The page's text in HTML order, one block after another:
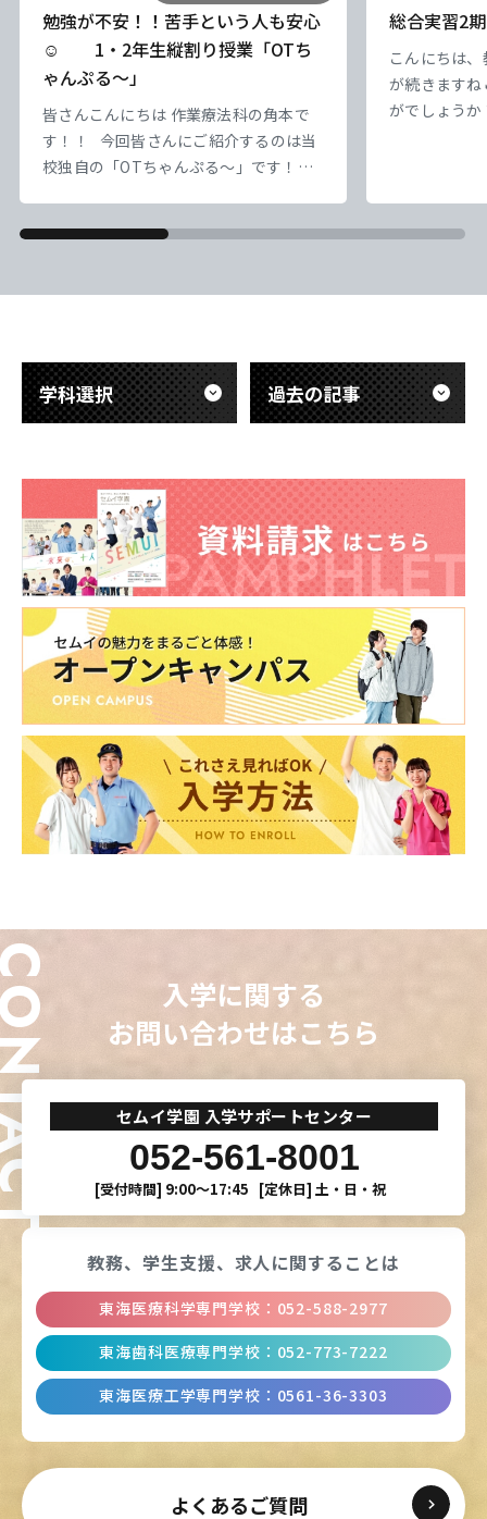
勉強が不安！！苦手という人も安心
☺ 1・2年生縦割り授業「OTち
ゃんぷる～」
皆さんこんにちは 作業療法科の角本で
す！！ 今回皆さんにご紹介するのは当
校独自の「OTちゃんぷる～」です！！
しています。 「OTちゃんぷる～」は、
ことを目的とした取り組みです。 2年生
ベントに取り組んだり
総合実習2期
こんにちは
が続きます
がでしょう
ろ、10日を
一日一日を
学科選択 過去の記事
入学に関する
お問い合わせはこちら
セムイ学園 入学サポートセンター
052-561-8001
[受付時間] 9:00〜17:45 [定休日] 土・日・祝
よくあるご質問
教務、学生支援、 求人に関することは
東海医療科学専門学校 ： 052-588-2977
東海歯科医療専門学校 ： 052-773-7222
東海医療工学専門学校 ： 0561-36-3303
東海医療科学
専門学校
東海歯科医療
専門学校
東海医療工学
東海医療科学
専門学校
東海歯科医療
専門学校
東海医療工学
東海医療科学
専門学校
東海歯科医療
専門学校
東海医療工学
東海医療科学
専門学校
東海歯科医療
専門学校
東海医療工学